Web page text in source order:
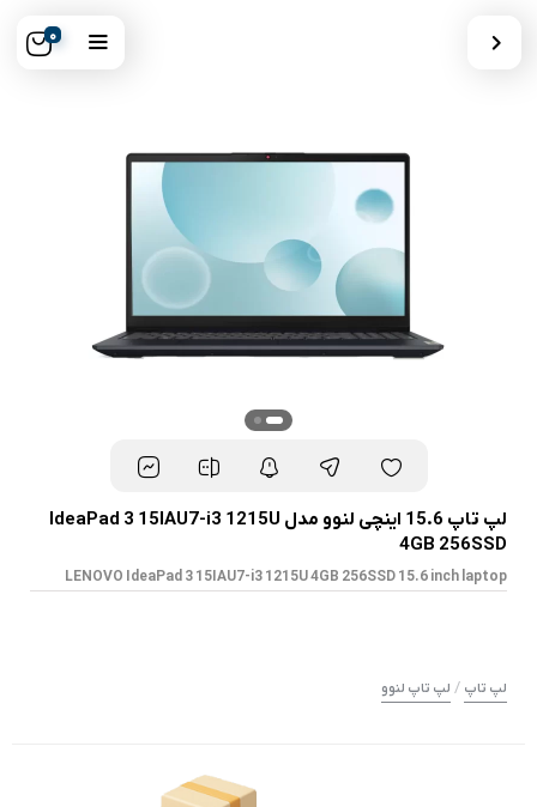
0
لپ تاپ 15.6 اینچی لنوو مدل IdeaPad 3 15IAU7-i3 1215U
4GB 256SSD
LENOVO IdeaPad 3 15IAU7-i3 1215U 4GB 256SSD 15.6 inch laptop
لپ تاپ / لپ تاپ لنوو